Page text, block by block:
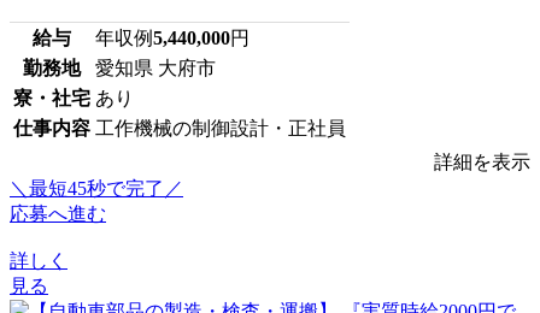
給与 年収例5,440,000円
勤務地
愛知県 大府市
寮・社宅 あり
仕事内容 工作機械の制御設計・正社員
詳細を表示
＼最短45秒で完了／
応募へ進む
詳しく
見る